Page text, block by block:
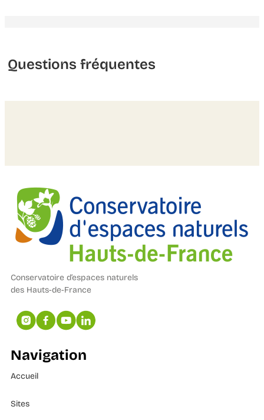
Questions fréquentes
Conservatoire d’espaces naturels
des Hauts-de-France
Navigation
Accueil
Sites